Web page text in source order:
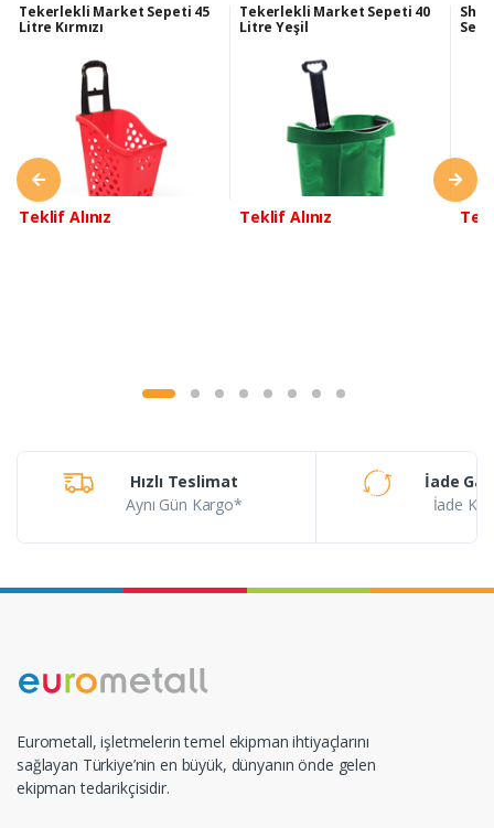
Tekerlekli Market Sepeti 45
Litre Kırmızı
Teklif Alınız
Tekerlekli Market Sepeti 40
Litre Yeşil
Teklif Alınız
Hızlı Teslimat
Aynı Gün Kargo*
İade
İade
Eurometall, işletmelerin temel ekipman ihtiyaçlarını
sağlayan Türkiye’nin en büyük, dünyanın önde gelen
ekipman tedarikçisidir.